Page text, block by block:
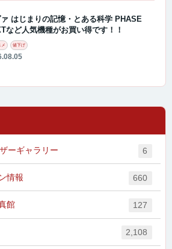
はじまりの記憶・とある科学 PHASE
など人気機種がお買い得です！！
メ 値下げ
ーギャラリー 6
情報 660
館 127
2,108